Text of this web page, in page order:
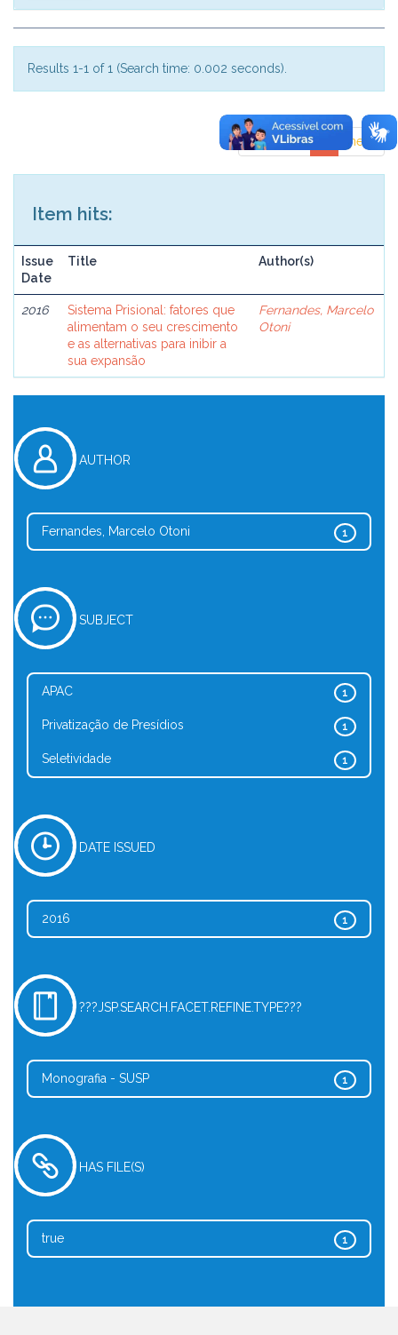
Results 1-1 of 1 (Search time: 0.002 seconds).
previous next
Item hits:
Issue
Date
Title Author(s)
2016
Sistema Prisional: fatores que
alimentam o seu crescimento
e as alternativas para inibir a
sua expansão
Fernandes, Marcelo
Otoni
AUTHOR
1
Fernandes, Marcelo Otoni
SUBJECT
1
APAC
1
Privatização de Presídios
1
Seletividade
DATE ISSUED
1
2016
???JSP.SEARCH.FACET.REFINE.TYPE???
1
Monografia - SUSP
HAS FILE(S)
1
true